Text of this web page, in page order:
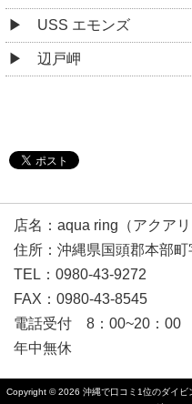
USS エモンズ
辺戸岬
店名：aqua ring（アクアリ
住所：沖縄県国頭郡本部
TEL：0980-43-9272
FAX：0980-43-8545
電話受付 8：00~20：00
年中無休
Copyright © 2026 沖縄で口コミ1位のダイ